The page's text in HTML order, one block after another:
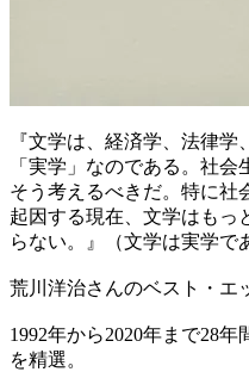
『文学は、経済学、法律
「実学」なのである。社会
そう考えるべきだ。特に社
起因する現在、文学はもっ
らない。』（文学は実学で
荒川洋治さんのベスト・エ
1992年から2020年まで28
を精選。